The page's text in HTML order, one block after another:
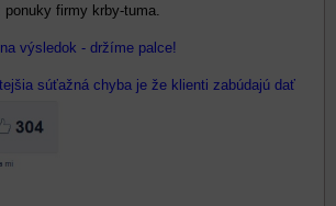
firmy krby-tuma.
výsledok - držíme palce!
súťažná chyba je že klienti zabúdajú dať